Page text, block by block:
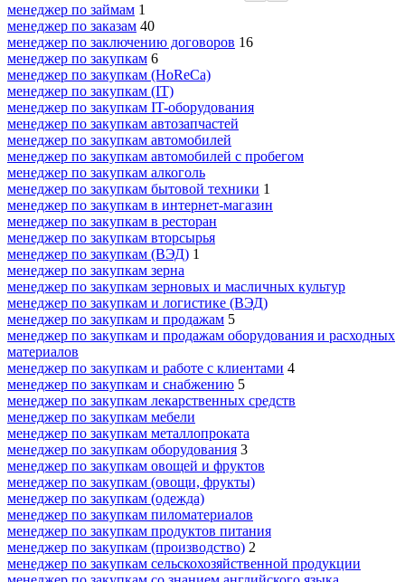
менеджер по займам 1
менеджер по заказам 40
менеджер по заключению договоров 16
менеджер по закупкам 6
менеджер по закупкам (HoReCa)
менеджер по закупкам (IT)
менеджер по закупкам IT-оборудования
менеджер по закупкам автозапчастей
менеджер по закупкам автомобилей
менеджер по закупкам автомобилей с пробегом
менеджер по закупкам алкоголь
менеджер по закупкам бытовой техники 1
менеджер по закупкам в интернет-магазин
менеджер по закупкам в ресторан
менеджер по закупкам вторсырья
менеджер по закупкам (ВЭД) 1
менеджер по закупкам зерна
менеджер по закупкам зерновых и масличных культур
менеджер по закупкам и логистике (ВЭД)
менеджер по закупкам и продажам 5
менеджер по закупкам и продажам оборудования и расходных
материалов
менеджер по закупкам и работе с клиентами 4
менеджер по закупкам и снабжению 5
менеджер по закупкам лекарственных средств
менеджер по закупкам мебели
менеджер по закупкам металлопроката
менеджер по закупкам оборудования 3
менеджер по закупкам овощей и фруктов
менеджер по закупкам (овощи, фрукты)
менеджер по закупкам (одежда)
менеджер по закупкам пиломатериалов
менеджер по закупкам продуктов питания
менеджер по закупкам (производство) 2
менеджер по закупкам сельскохозяйственной продукции